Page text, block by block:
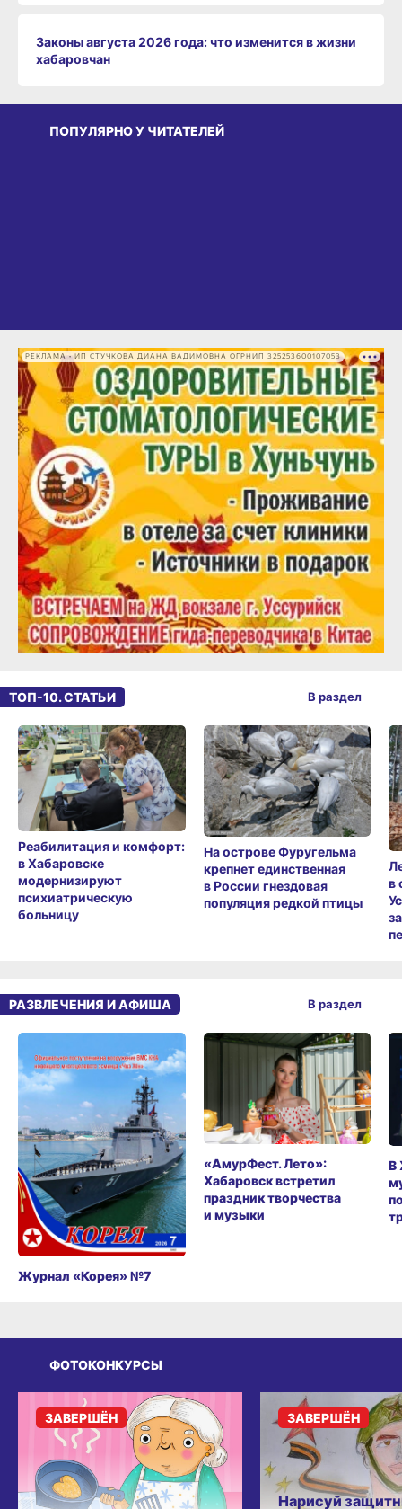
Законы августа 2026 года: что изменится в жизни
хабаровчан
ПОПУЛЯРНО У ЧИТАТЕЛЕЙ
РЕКЛАМА • ИП СТУЧКОВА ДИАНА ВАДИМОВНА ОГРНИП 325253600107053
ТОП-10. СТАТЬИ
Реабилитация и комфорт:
в Хабаровске
модернизируют
психиатрическую
больницу
На острове Фуругельма
крепнет единственная
в России гнездовая
популяция редкой птицы
в
В раздел
РАЗВЛЕЧЕНИЯ И АФИША
Журнал «Корея» №7
«АмурФест. Лето»:
Хабаровск встретил
праздник творчества
и музыки
В
В раздел
ФОТОКОНКУРСЫ
ЗАВЕРШЁН
Нарисуй
ЗАВЕРШЁН